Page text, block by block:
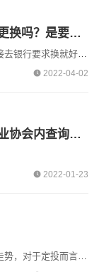
股票账户绑定的银行卡如果不用了，能更换吗？是要去营业部更换吗？
你好，可以换的，如果要更换的是同一家银行，直接去银行要求换就好了。如果是不同银行，就要联系券商了。
2022-04-02
请问老师，基金预约考试成绩是在基金业协会内查询的吗？
2022-01-23
如果股市在一段时间内，呈现一波先下跌再回升的走势，对于定投而言，就构成了微笑曲线。在这个过程中，如果能坚持定投，就以为这你在市场下跌时拣了很多“便宜货”，有效地摊薄了投资成本，一旦市场好转，你的...